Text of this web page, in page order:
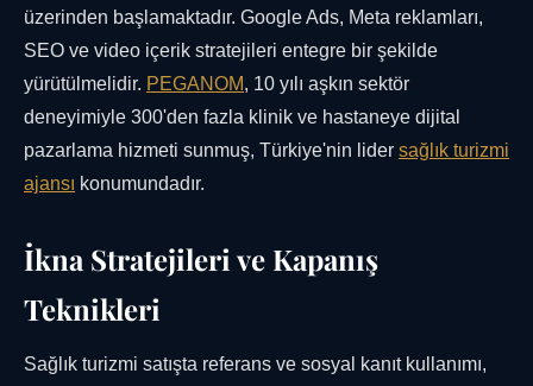
üzerinden başlamaktadır. Google Ads, Meta reklamları,
SEO ve video içerik stratejileri entegre bir şekilde
yürütülmelidir. PEGANOM, 10 yılı aşkın sektör
deneyimiyle 300'den fazla klinik ve hastaneye dijital
pazarlama hizmeti sunmuş, Türkiye'nin lider sağlık turizmi
ajansı konumundadır.
İkna Stratejileri ve Kapanış
Teknikleri
Sağlık turizmi satışta referans ve sosyal kanıt kullanımı,